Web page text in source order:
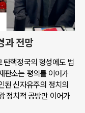
과 전망
탄핵정국의 형성에도 법
판소는 평의를 이어가
된 신자유주의 정치의
정치적 공방만 이어가